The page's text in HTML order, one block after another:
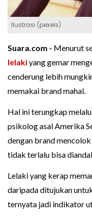
Ilustrasi (pexels)
Suara.com - Menurut
lelakiyang gemar
cenderung lebih
memakai brand mahal.
Hal ini terungkap
psikolog asal Amerika
dengan brand
tidak terlalu bisa
Lelaki yang kerap
daripada ditujukan
ternyata jadi indikator